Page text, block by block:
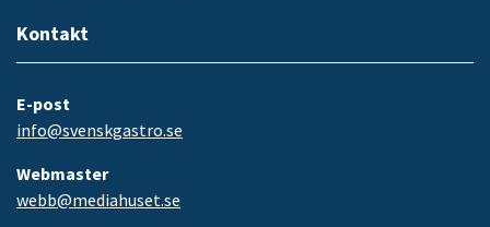
Kontakt
E-post
info@svenskgastro.se
Webmaster
webb@mediahuset.se